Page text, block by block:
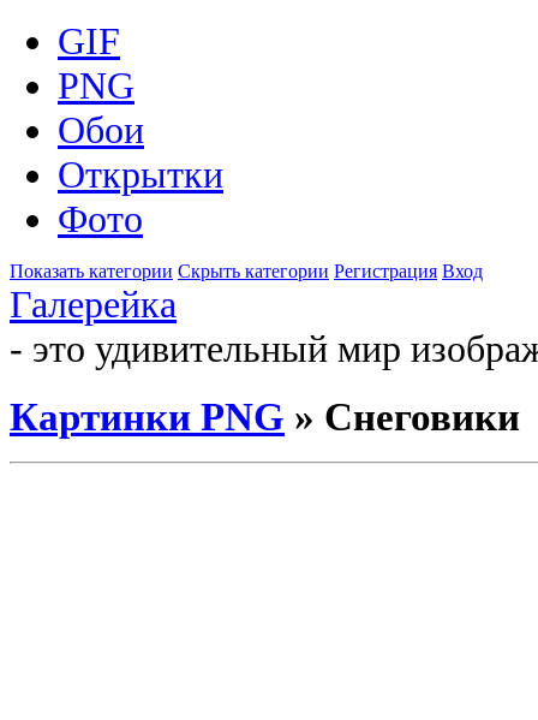
GIF
PNG
Обои
Открытки
Фото
Показать категории Скрыть категории Регистрация Вход
Галерейка
- это удивительный мир
Картинки PNG » Снеговики